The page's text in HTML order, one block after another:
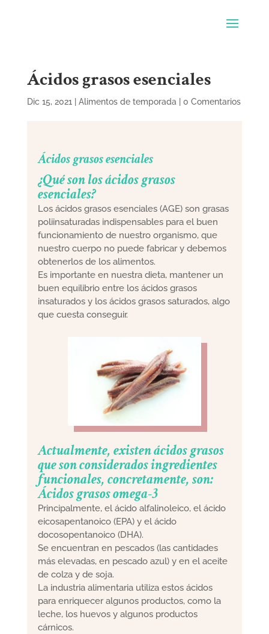
Ácidos grasos esenciales
Dic 15, 2021 Alimentos de temporada 0 Comentarios
Ácidos grasos esenciales
¿Qué son los ácidos grasos
esenciales?
Los ácidos grasos esenciales (AGE) son grasas
poliinsaturadas indispensables para el buen
funcionamiento de nuestro organismo, que
nuestro cuerpo no puede fabricar y debemos
obtenerlos de los alimentos.
Es importante en nuestra dieta, mantener un
buen equilibrio entre los ácidos grasos
insaturados y los ácidos grasos saturados, algo
que cuesta conseguir.
Actualmente, existen ácidos grasos
que son considerados ingredientes
funcionales, concretamente, son:
Ácidos grasos omega-3
Principalmente, el ácido alfalinoleico, el ácido
eicosapentanoico (EPA) y el ácido
docosopentanoico (DHA).
Se encuentran en pescados (las cantidades
más elevadas, en pescado azul) y en el aceite
de colza y de soja.
La industria alimentaria utiliza estos ácidos
para enriquecer algunos productos, como la
leche, los huevos y algunos productos
cárnicos.